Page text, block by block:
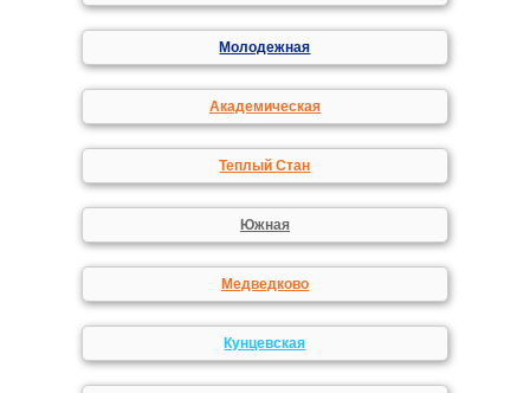
Молодежная
Академическая
Теплый Стан
Южная
Медведково
Кунцевская